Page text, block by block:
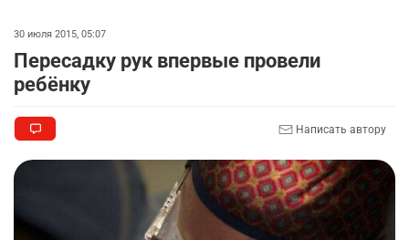
30 июля 2015, 05:07
Пересадку рук впервые провели
ребёнку
Написать автору